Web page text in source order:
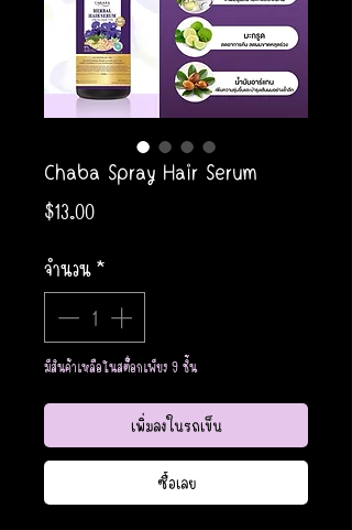
Chaba Spray Hair Serum
$13.00ราคา
จำนวน*
มีสินค้าเหลือในสต็อกเพียง 9 ชิ้น
เพิ่มลงในรถเข็น
ซื้อเลย